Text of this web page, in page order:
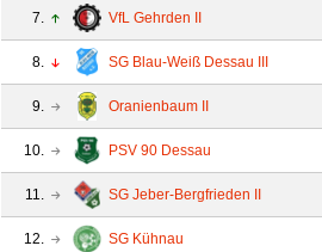
7. VfL Gehrden II
8. SG Blau-Weiß Dessau III
9. Oranienbaum II
10. PSV 90 Dessau
11. SG Jeber-Bergfrieden II
12. SG Kühnau